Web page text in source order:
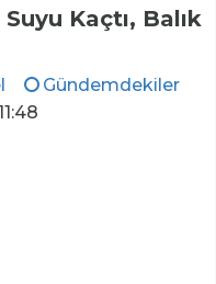
Kaçtı, Balık
Gündemdekiler